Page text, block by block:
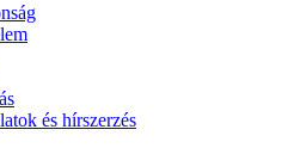
és hírszerzés